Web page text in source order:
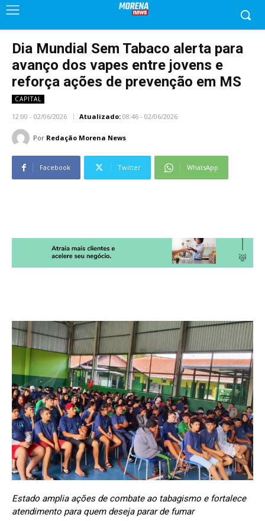
Dia Mundial Sem Tabaco alerta para
avanço dos vapes entre jovens e
reforça ações de prevenção em MS
CAPITAL
12:00 - 02/06/2026 Atualizado: 08:46 - 02/06/2026
Por Redação Morena News
Facebook Twitter WhatsApp
Estado amplia ações de combate ao tabagismo e fortalece
atendimento para quem deseja parar de fumar